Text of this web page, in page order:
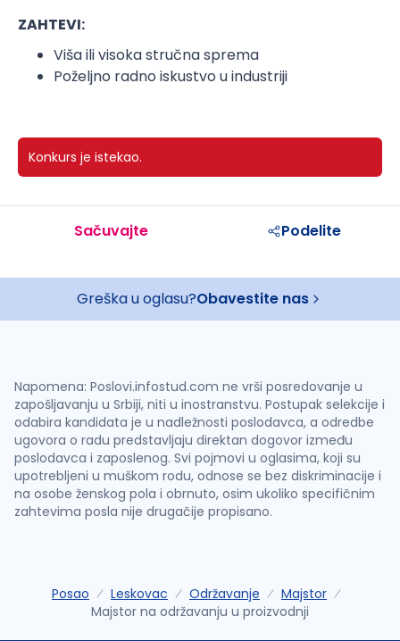
ZAHTEVI:
Viša ili visoka stručna sprema
Poželjno radno iskustvo u industriji
Konkurs je istekao.
Sačuvajte Podelite
Greška u oglasu?Obavestite nas
Napomena: Poslovi.infostud.com ne vrši posredovanje u
zapošljavanju u Srbiji, niti u inostranstvu. Postupak selekcije i
odabira kandidata je u nadležnosti poslodavca, a odredbe
ugovora o radu predstavljaju direktan dogovor između
poslodavca i zaposlenog. Svi pojmovi u oglasima, koji su
upotrebljeni u muškom rodu, odnose se bez diskriminacije i
na osobe ženskog pola i obrnuto, osim ukoliko specifičnim
zahtevima posla nije drugačije propisano.
Posao Leskovac Održavanje
Majstor
Majstor na održavanju u proizvodnji